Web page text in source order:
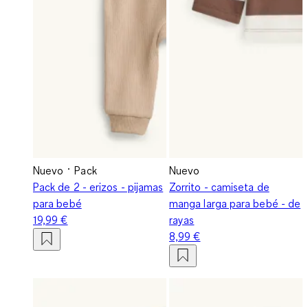
Nuevo
Pack
Pack de 2 - erizos - pijamas
para bebé
19,99 €
Nuevo
Zorrito - camiseta de
manga larga para bebé - de
rayas
8,99 €